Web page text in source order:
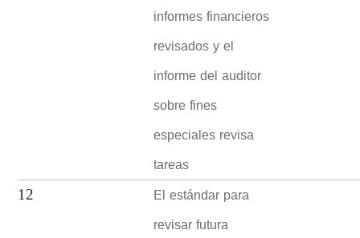
informes financieros
revisados y el
informe del auditor
sobre fines
especiales revisa
tareas
12
El estándar para
revisar futura